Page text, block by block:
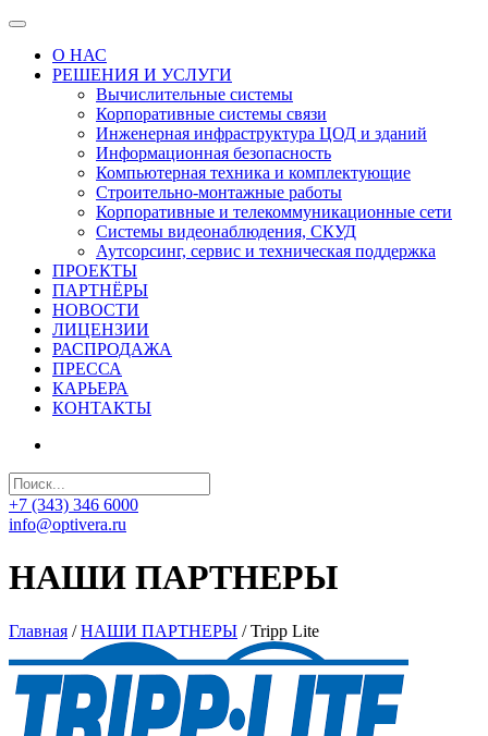
О НАС
РЕШЕНИЯ И УСЛУГИ
Вычислительные системы
Корпоративные системы связи
Инженерная инфраструктура ЦОД и зданий
Информационная безопасность
Компьютерная техника и комплектующие
Строительно-монтажные работы
Корпоративные и телекоммуникационные сети
Системы видеонаблюдения, СКУД
Аутсорсинг, сервис и техническая поддержка
ПРОЕКТЫ
ПАРТНЁРЫ
НОВОСТИ
ЛИЦЕНЗИИ
РАСПРОДАЖА
ПРЕССА
КАРЬЕРА
КОНТАКТЫ
+7 (343) 346 6000
info@optivera.ru
НАШИ ПАРТНЕРЫ
Главная / НАШИ ПАРТНЕРЫ / Tripp Lite